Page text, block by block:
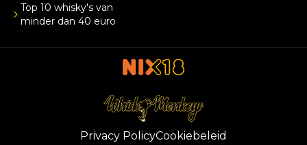
Top 10 whisky's van
minder dan 40 euro
Privacy PolicyCookiebeleid